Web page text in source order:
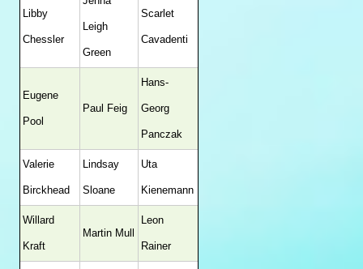
Libby
Chessler
Leigh
Green
Scarlet
Cavadenti
Eugene
Pool
Paul Feig
Hans-
Georg
Panczak
Valerie
Birckhead
Lindsay
Sloane
Uta
Kienemann
Willard
Kraft
Martin Mull
Leon
Rainer